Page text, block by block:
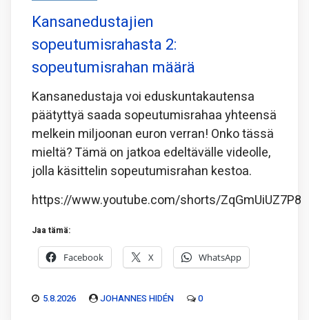
Kansanedustajien
sopeutumisrahasta 2:
sopeutumisrahan määrä
Kansanedustaja voi eduskuntakautensa
päätyttyä saada sopeutumisrahaa yhteensä
melkein miljoonan euron verran! Onko tässä
mieltä? Tämä on jatkoa edeltävälle videolle,
jolla käsittelin sopeutumisrahan kestoa.
https://www.youtube.com/shorts/ZqGmUiUZ7P8
Jaa tämä:
Facebook X WhatsApp
5.8.2026 JOHANNES HIDÉN 0